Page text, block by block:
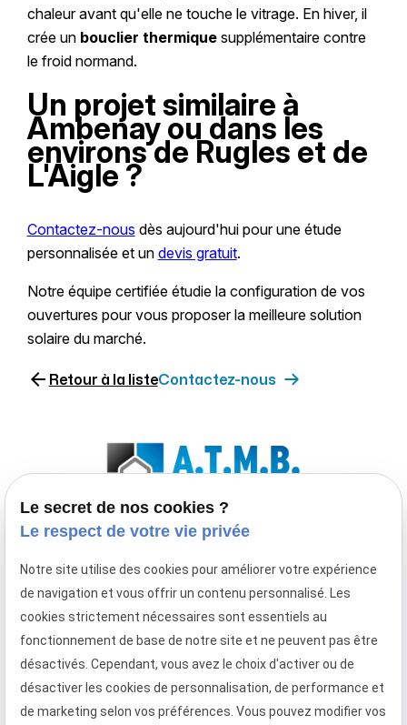
chaleur avant qu'elle ne touche le vitrage. En hiver, il
crée un bouclier thermiquesupplémentaire contre
le froid normand.
Un projet similaire à
Ambenay ou dans les
environs de Rugles et de
L'Aigle ?
Contactez-nous dès aujourd'hui pour une étude
personnalisée et un devis gratuit.
Notre équipe certifiée étudie la configuration de vos
ouvertures pour vous proposer la meilleure solution
solaire du marché.
arrow_back Retour à la listeContactez-nous
en fenêtre, porte-fenêtre, baie coulissante,
porte d'entrée, volet roulant et
porte de garage à enroulement
Téléphone
02 49 88 05 45
Adresse
Gustave Eiffel
Horaires
08:30 -
Le secret de nos cookies ?
Le respect de votre vie privée
Notre site utilise des cookies pour améliorer votre expérience
de navigation et vous offrir un contenu personnalisé. Les
cookies strictement nécessaires sont essentiels au
fonctionnement de base de notre site et ne peuvent pas être
désactivés. Cependant, vous avez le choix d'activer ou de
désactiver les cookies de personnalisation, de performance et
de marketing selon vos préférences. Vous pouvez modifier vos